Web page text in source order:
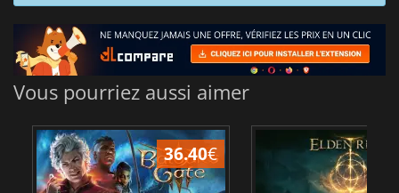
Vous pourriez aussi aimer
36.40€